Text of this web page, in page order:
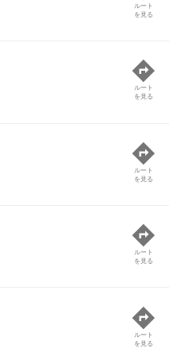
ルート
を見る
ルート
を見る
ルート
を見る
ルート
を見る
ルート
を見る